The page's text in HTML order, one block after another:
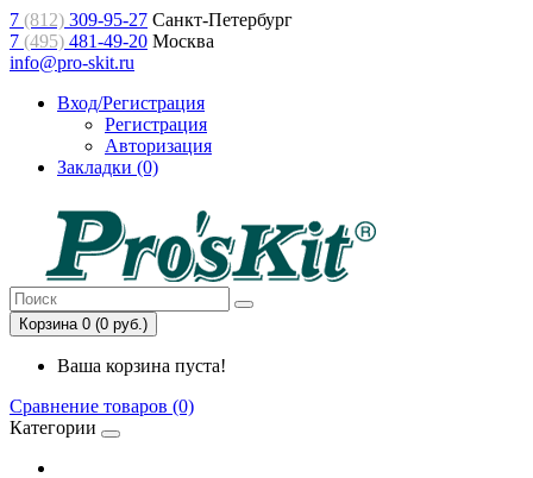
7 (812) 309-95-27 Санкт-Петербург
7 (495) 481-49-20 Москва
info@pro-skit.ru
Вход/Регистрация
Регистрация
Авторизация
Закладки (0)
Корзина 0 (0 руб.)
Ваша корзина пуста!
Сравнение товаров (0)
Категории